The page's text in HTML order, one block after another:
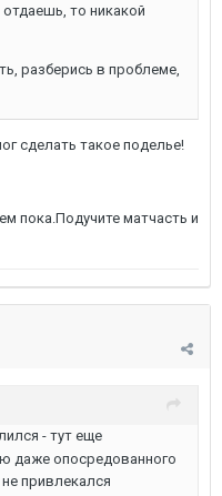
то никакой
разберись в проблеме,
сделать такое поделье!
пока.Подучите матчасть и
- тут еще
даже опосредованного
привлекался